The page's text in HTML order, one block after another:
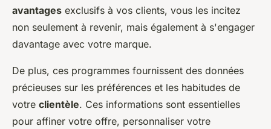
avantages exclusifs à vos clients, vous les incitez
non seulement à revenir, mais également à s'engager
davantage avec votre marque.
De plus, ces programmes fournissent des données
précieuses sur les préférences et les habitudes de
votre clientèle. Ces informations sont essentielles
pour affiner votre offre, personnaliser votre